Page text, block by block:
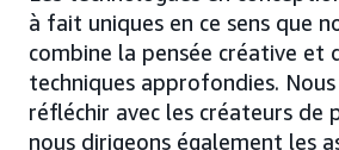
à fait uniques en ce sens que
combine la pensée créative et
techniques approfondies.
réfléchir avec les créateurs de
nous dirigeons également les